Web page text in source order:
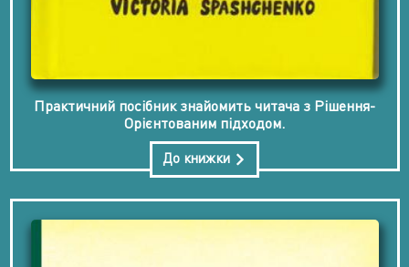
Практичний посібник знайомить читача з Рішення-
Орієнтованим підходом.
До книжки